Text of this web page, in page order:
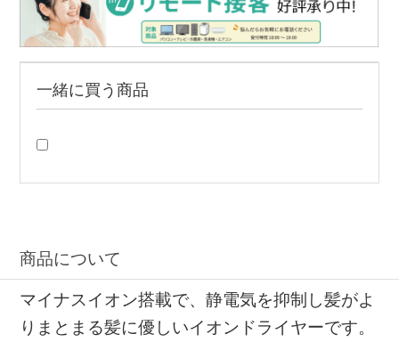
一緒に買う商品
商品について
マイナスイオン搭載で、静電気を抑制し髪がよ
りまとまる髪に優しいイオンドライヤーです。